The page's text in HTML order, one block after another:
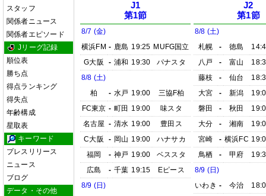
スタッフ
関係者ニュース
関係者エピソード
Jリーグ記録
順位表
勝ち点
得点ランキング
得失点
年齢構成
星取表
キーワード
プレスリリース
ニュース
ブログ
データ・その他
J1
第1節
8/7 (金)
横浜FM - 鹿島 19:25 MUFG国立
G大阪
- 浦和 19:30
パナスタ
8/8 (土)
柏
- 水戸 19:00
三協F柏
FC東京 - 町田 19:00
味スタ
名古屋 - 清水 19:00
豊田ス
C大阪
- 岡山 19:00
ハナサカ
福岡
- 神戸 19:00
ベススタ
広島
- 千葉 19:15
Eピース
8/9 (日)
J2
第1節
8/8 (土)
札幌
- 徳島
八戸
- 富山
藤枝
- 仙台
大宮
- 新潟
磐田
- 秋田
大分
- 湘南
宮崎
- 横浜FC
鳥栖
- 甲府
8/9 (日)
いわき - 今治